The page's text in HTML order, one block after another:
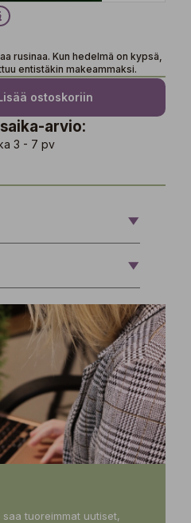
rusinaa. Kun hedelmä on kypsä,
entistäkin makeammaksi.
ostoskoriin
arvio:
3 - 7 pv
tuoreimmat uutiset,